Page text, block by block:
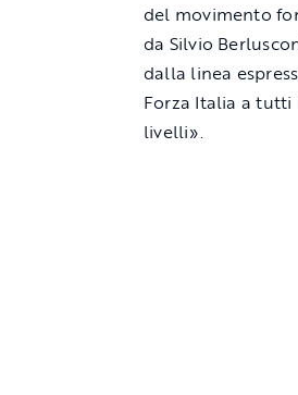
del movimento
da Silvio
dalla linea
Forza Italia a tutti
livelli».